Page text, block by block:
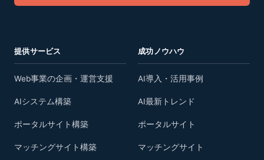
提供サービス
Web事業の企画・運営支援
AIシステム構築
ポータルサイト構築
マッチングサイト構築
成功ノウハウ
AI導入・活用事例
AI最新トレンド
ポータルサイト
マッチングサイト